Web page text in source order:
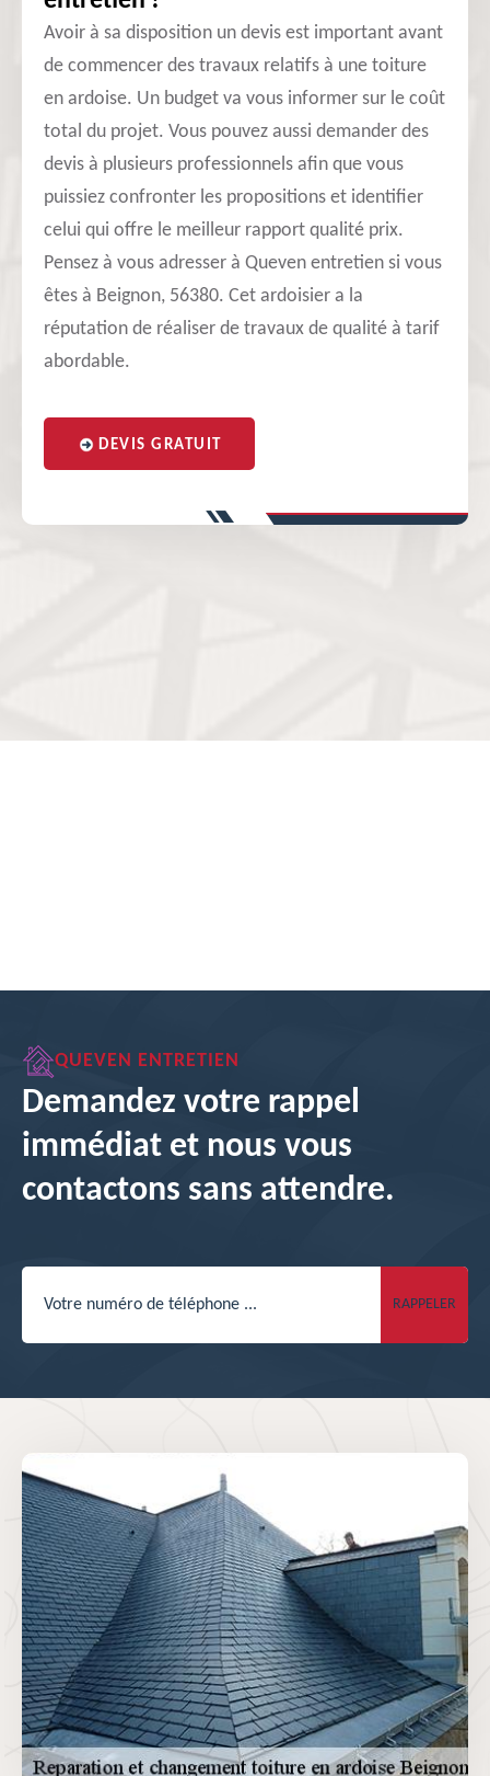
Avoir à sa disposition un devis est important avant
de commencer des travaux relatifs à une toiture
en ardoise. Un budget va vous informer sur le coût
total du projet. Vous pouvez aussi demander des
devis à plusieurs professionnels afin que vous
puissiez confronter les propositions et identifier
celui qui offre le meilleur rapport qualité prix.
Pensez à vous adresser à Queven entretien si vous
êtes à Beignon, 56380. Cet ardoisier a la
réputation de réaliser de travaux de qualité à tarif
abordable.
DEVIS GRATUIT
QUEVEN ENTRETIEN
Demandez votre rappel
immédiat et nous vous
contactons sans attendre.